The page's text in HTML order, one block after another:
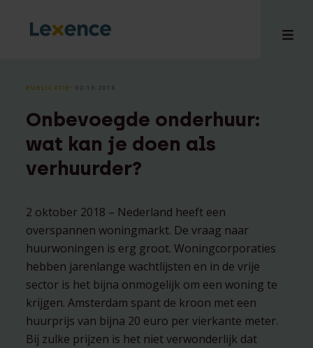
PUBLICATIE⸱ 02-10-2018
Onbevoegde onderhuur:
wat kan je doen als
verhuurder?
2 oktober 2018 – Nederland heeft een
overspannen woningmarkt. De vraag naar
huurwoningen is erg groot. Woningcorporaties
hebben jarenlange wachtlijsten en in de vrije
sector is het bijna onmogelijk om een woning te
krijgen. Amsterdam spant de kroon met een
huurprijs van bijna 20 euro per vierkante meter.
Bij zulke prijzen is het niet verwonderlijk dat